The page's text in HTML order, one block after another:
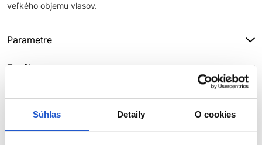
Súhlas Detaily O cookies
veľkého objemu vlasov.
Parametre
Značka
Hodnotenia